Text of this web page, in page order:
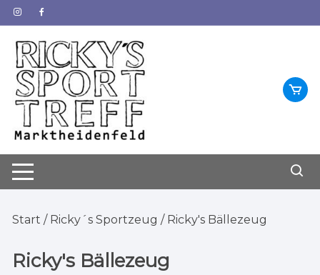
Zum
Inhalt
springen
Start / Ricky´s Sportzeug / Ricky's Bällezeug
Ricky's Bällezeug